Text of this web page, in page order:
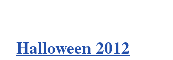
Halloween 2012